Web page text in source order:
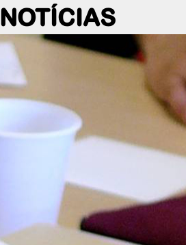
NOTÍCIAS